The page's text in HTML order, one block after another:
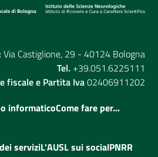
Via Castiglione, 29 - 40124 Bologna
Tel. +39.051.6225111
fiscale e Partita Iva02406911202
informaticoCome fare per...
serviziL'AUSL sui socialPNRR